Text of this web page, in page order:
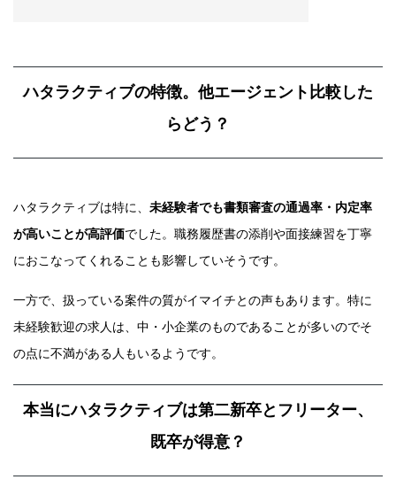
ハタラクティブの特徴。他エージェント比較した
らどう？
ハタラクティブは特に、 未経験者でも書類審査の通過率・内定率
が高いことが高評価でした。職務履歴書の添削や面接練習を丁寧
におこなってくれることも影響していそうです。
一方で、扱っている案件の質がイマイチとの声もあります。特に
未経験歓迎の求人は、中・小企業のものであることが多いのでそ
の点に不満がある人もいるようです。
本当にハタラクティブは第二新卒とフリーター、
既卒が得意？